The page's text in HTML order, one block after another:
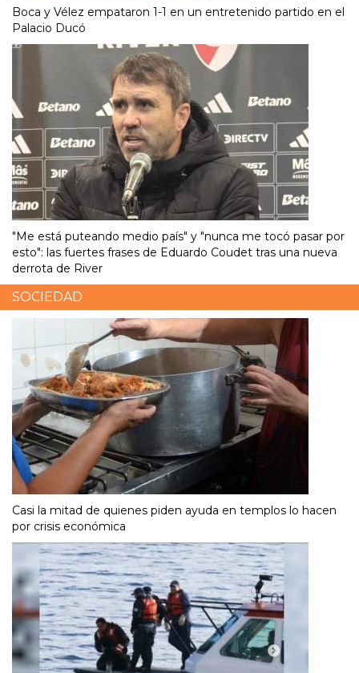
Boca y Vélez empataron 1-1 en un entretenido partido en el
Palacio Ducó
"Me está puteando medio país" y "nunca me tocó pasar por
esto": las fuertes frases de Eduardo Coudet tras una nueva
derrota de River
SOCIEDAD
Casi la mitad de quienes piden ayuda en templos lo hacen
por crisis económica